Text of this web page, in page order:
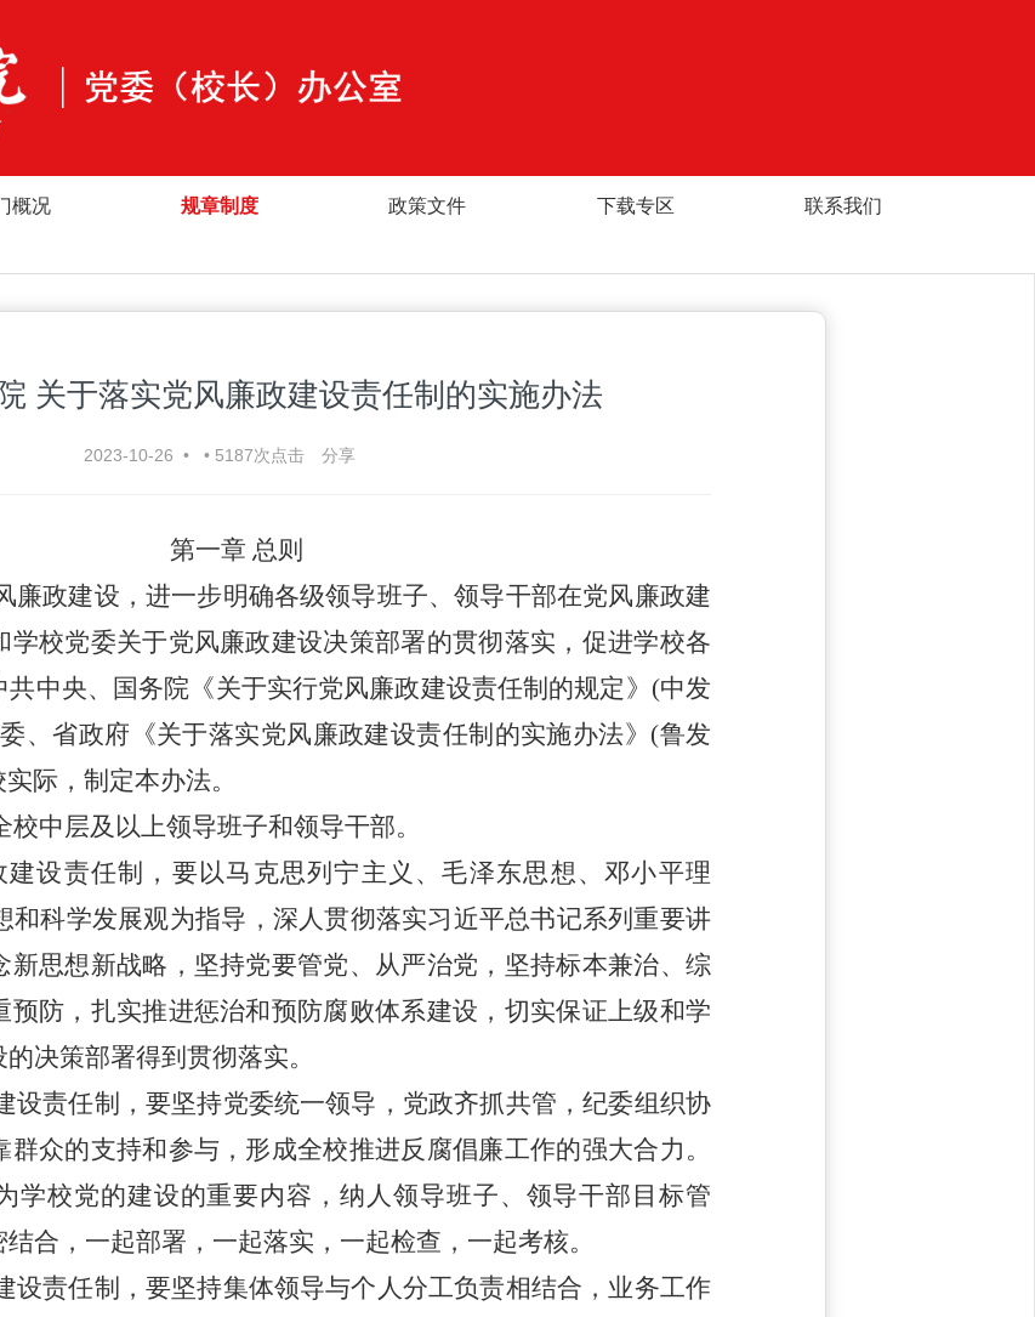
概况 规章制度 政策文件 下载专区 联系我们
关于落实党风廉政建设责任制的实施办法
2023-10-26 • • 5187次点击 分享
第一章 总则
廉政建设，进一步明确各级领导班子、领导干部在党风廉政建
学校党委关于党风廉政建设决策部署的贯彻落实，促进学校各
中央、国务院《关于实行党风廉政建设责任制的规定》 (中发
、省政府《关于落实党风廉政建设责任制的实施办法》(鲁发
际，制定本办法。
中层及以上领导班子和领导干部。
建设责任制，要以马克思列宁主义、毛泽东思想、邓小平理
和科学发展观为指导，深人贯彻落实习近平总书记系列重要讲
新思想新战略，坚持党要管党、从严治党，坚持标本兼治、综
预防，扎实推进惩治和预防腐败体系建设，切实保证上级和学
决策部署得到贯彻落实。
设责任制，要坚持党委统一领导，党政齐抓共管，纪委组织协
众的支持和参与，形成全校推进反腐倡廉工作的强大合力。
学校党的建设的重要内容，纳人领导班子、领导干部目标管
合，一起部署，一起落实，一起检查，一起考核。
设责任制，要坚持集体领导与个人分工负责相结合，业务工作